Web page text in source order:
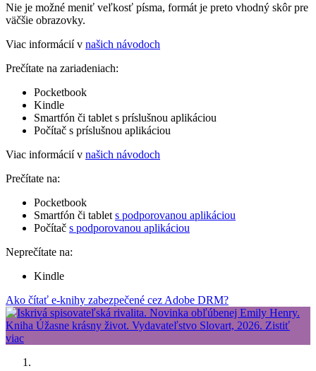
Nie je možné meniť veľkosť písma, formát je preto vhodný skôr pre
väčšie obrazovky.
Viac informácií v našich návodoch
Prečítate na zariadeniach:
Pocketbook
Kindle
Smartfón či tablet s príslušnou aplikáciou
Počítač s príslušnou aplikáciou
Viac informácií v našich návodoch
Prečítate na:
Pocketbook
Smartfón či tablet s podporovanou aplikáciou
Počítač s podporovanou aplikáciou
Neprečítate na:
Kindle
Ako čítať e-knihy zabezpečené cez Adobe DRM?